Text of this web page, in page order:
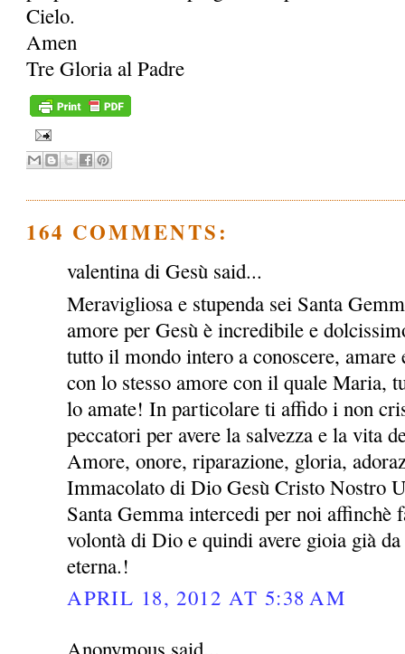
Cielo.
Amen
Tre Gloria al Padre
164 COMMENTS:
valentina di Gesù said...
Meravigliosa e stupenda sei Santa
amore per Gesù è incredibile e
tutto il mondo intero a conoscere,
con lo stesso amore con il quale Maria,
lo amate! In particolare ti affido i non
peccatori per avere la salvezza e la vita
Amore, onore, riparazione, gloria,
Immacolato di Dio Gesù Cristo Nostro
Santa Gemma intercedi per noi affinchè
volontà di Dio e quindi avere gioia già
eterna.!
APRIL 18, 2012 AT 5:38 AM
Anonymous said...